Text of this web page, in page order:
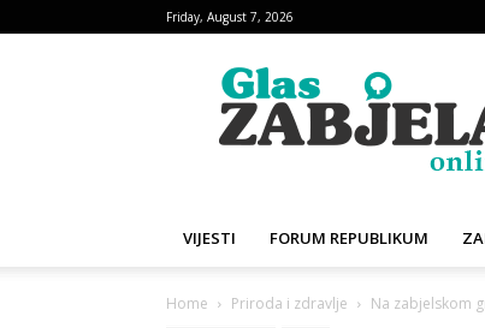
Friday, August 7, 2026
Glas
Zabjela
VIJESTI FORUM REPUBLIKUM
Home Priroda i zdravlje Na zabjelskom